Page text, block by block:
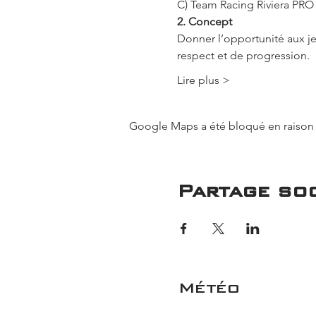
C) Team Racing Riviera
2. Concept
Donner l’opportunité aux
respect et de progression.
Lire plus >
Google Maps a été bloqué en
Partage
Météo